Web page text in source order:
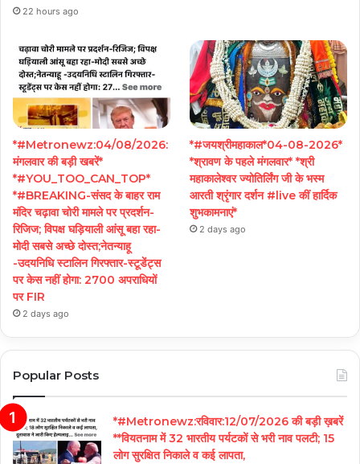
22 hours ago
*#Metronewz:04/08/2026:
मंगलवार की बड़ी खबरें*
*#YOU_TOO_CAN_TOP*
*#BREAKING-संसद के बाहर राम
मंदिर चढ़ावा चोरी मामले पर प्रदर्शन-
रिजिज; विपक्ष घड़ियाली आंसू बहा रहा-
मोदी सबसे अच्छे दोस्त;नेतन्याहू
-उदयनिधि स्टालिन गिरफ्तार-स्टूडेंट्स
पर केस नहीं होगा: 2700 अपराधियों
पर FIR
2 days ago
*#जयश्रीमहाकाल*04-08-2026*
*श्रावण के पहले मंगलवार* *श्री
महाकालेश्वर ज्योतिर्लिंग जी के भस्म
आरती श्रृंगार दर्शन #live कीं हार्दिक
शुभकामनाएं*
2 days ago
Popular Posts
*#Metronewz:रविवार:12/07/2026 की बड़ी ख़बरें
**वियतनाम में 32 भारतीय पर्यटकों से भरी नाव पलटी; 15
लोग सुरक्षित निकाले व कई लापता,